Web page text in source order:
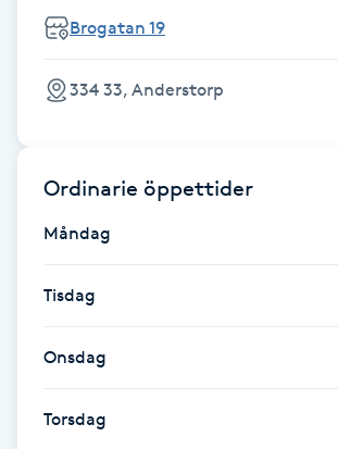
Frisör
Funktionsanalys
Färgning
Föning
Gel naglar
Gelenaglar
Gellack
Brogatan 19
334 33, Anderstorp
Ordinarie öppettider
Måndag
Tisdag
Onsdag
Torsdag